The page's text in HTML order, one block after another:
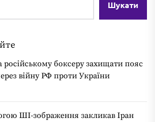
Шукати
російському боксеру захищати пояс
війну РФ проти України
ШІ-зображення закликав Іран